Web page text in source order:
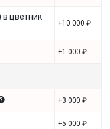
цветник
+10 000 ₽
+1 000 ₽
+3 000 ₽
+5 000 ₽